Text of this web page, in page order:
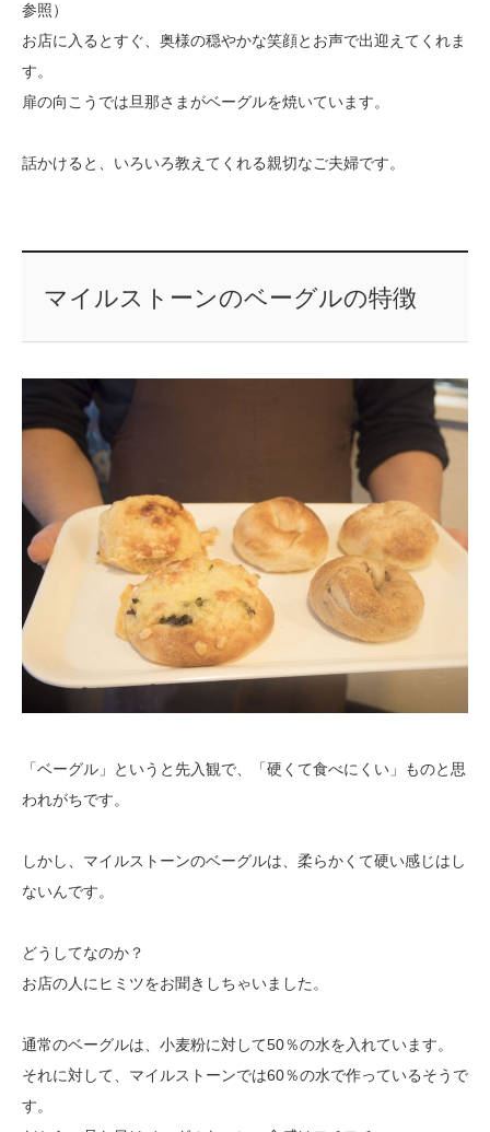
参照）
お店に入るとすぐ、奥様の穏やかな笑顔とお声で出迎えてくれま
す。
扉の向こうでは旦那さまがベーグルを焼いています。
話かけると、いろいろ教えてくれる親切なご夫婦です。
マイルストーンのベーグルの特徴
「ベーグル」というと先入観で、「硬くて食べにくい」ものと思
われがちです。
しかし、マイルストーンのベーグルは、柔らかくて硬い感じはし
ないんです。
どうしてなのか？
お店の人にヒミツをお聞きしちゃいました。
通常のベーグルは、小麦粉に対して50％の水を入れています。
それに対して、マイルストーンでは60％の水で作っているそうで
す。